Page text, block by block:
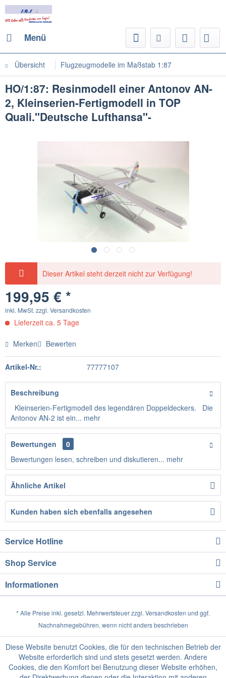
Menü
Übersicht Flugzeugmodelle im Maßstab 1:87
HO/1:87: Resinmodell einer Antonov AN-
2, Kleinserien-Fertigmodell in TOP
Quali."Deutsche Lufthansa"-
Dieser Artikel steht derzeit nicht zur Verfügung!
199,95 € *
inkl. MwSt. zzgl. Versandkosten
Lieferzeit ca. 5 Tage
Merken Bewerten
Artikel-Nr.: 77777107
Beschreibung
Kleinserien-Fertigmodell des legendären Doppeldeckers. Die
Antonov AN-2 ist ein... mehr
Bewertungen
0
Bewertungen lesen, schreiben und diskutieren... mehr
Ähnliche Artikel
Kunden haben sich ebenfalls angesehen
Service Hotline
Shop Service
Informationen
* Alle Preise inkl. gesetzl. Mehrwertsteuer zzgl. Versandkosten und ggf.
Nachnahmegebühren, wenn nicht anders beschrieben
Diese Website benutzt Cookies, die für den technischen Betrieb der
Website erforderlich sind und stets gesetzt werden. Andere
Cookies, die den Komfort bei Benutzung dieser Website erhöhen,